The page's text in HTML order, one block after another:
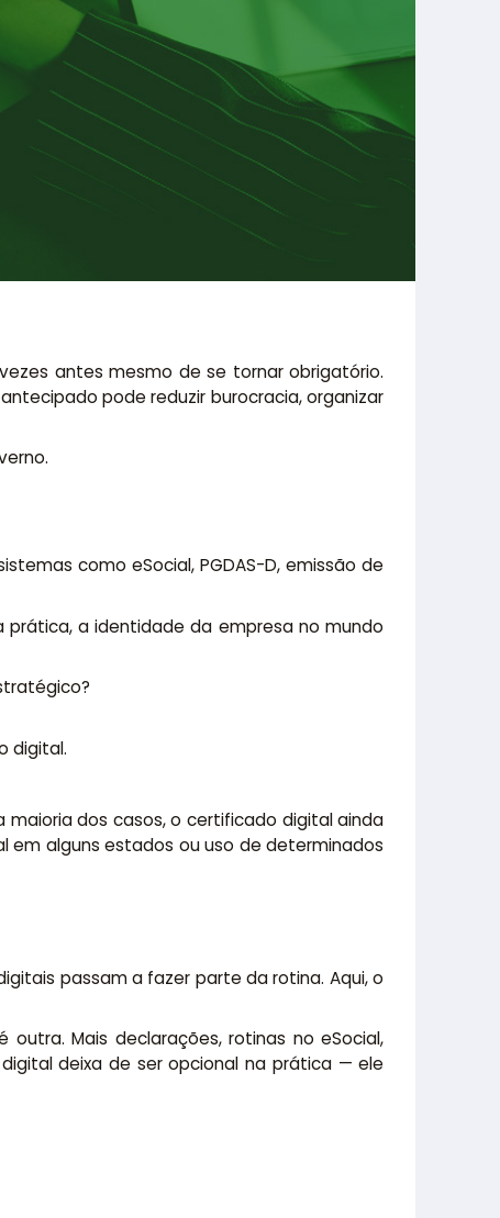
antes mesmo de se tornar obrigatório.
pode reduzir burocracia, organizar
como eSocial, PGDAS-D, emissão de
prática, a identidade da empresa no mundo
digital.
maioria dos casos, o certificado digital ainda
em alguns estados ou uso de determinados
passam a fazer parte da rotina. Aqui, o
Mais declarações, rotinas no eSocial,
deixa de ser opcional na prática — ele